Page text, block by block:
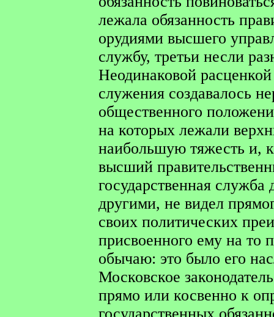
лежала обязанность
орудиями высшего
службу, третьи несли
Неодинаковой расценкой
служения создавалось
общественного
на которых лежали
наибольшую тяжесть и,
высший
государственная служба
другими, не видел
своих политических
присвоенного ему на то
обычаю: это было его
Московское
прямо или косвенно к